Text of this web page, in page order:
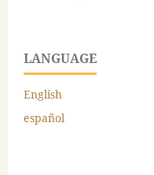
LANGUAGE
English
español